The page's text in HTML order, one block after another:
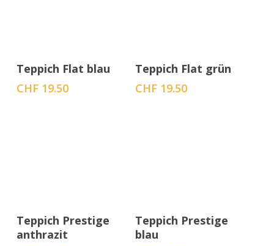
In den Warenkorb
Teppich Flat blau
CHF19.50
In den Warenkorb
Teppich Flat grün
CHF 19.50
In den Warenkorb
Teppich Prestige
anthrazit
In den Warenkorb
Teppich Prestige
blau